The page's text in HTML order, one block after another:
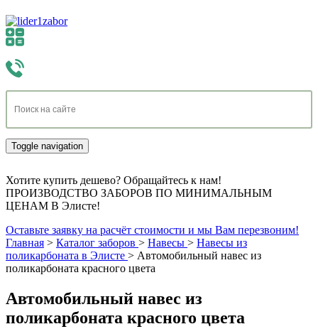
Toggle navigation
Хотите купить дешево? Обращайтесь к нам!
ПРОИЗВОДСТВО ЗАБОРОВ ПО МИНИМАЛЬНЫМ
ЦЕНАМ В Элисте!
Оставьте заявку на расчёт стоимости и мы Вам перезвоним!
Главная > Каталог заборов > Навесы > Навесы из
поликарбоната в Элисте > Автомобильный навес из
поликарбоната красного цвета
Автомобильный навес из
поликарбоната красного цвета